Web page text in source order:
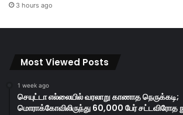
3 hours ago
Most Viewed Posts
1 week ago
செயுட்டா எல்லையில் வரலாறு காணாத நெருக்கடி;
மொராக்கோவிலிருந்து 60,000 பேர் சட்டவிரோத